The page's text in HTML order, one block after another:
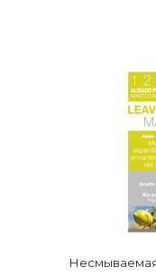
Несмываемая